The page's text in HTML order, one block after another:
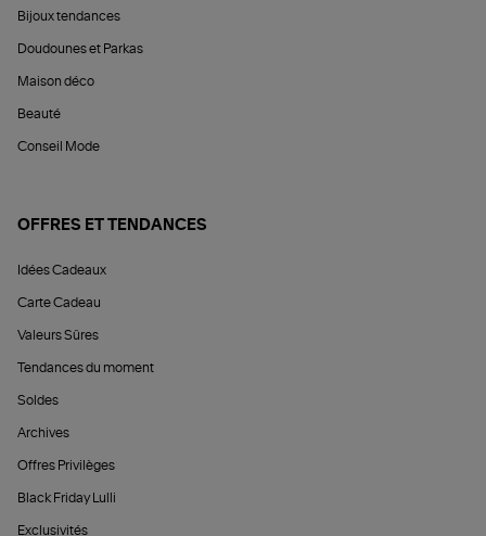
Bijoux tendances
Doudounes et Parkas
Maison déco
Beauté
Conseil Mode
OFFRES ET TENDANCES
Idées Cadeaux
Carte Cadeau
Valeurs Sûres
Tendances du moment
Soldes
Archives
Offres Privilèges
Black Friday Lulli
Exclusivités